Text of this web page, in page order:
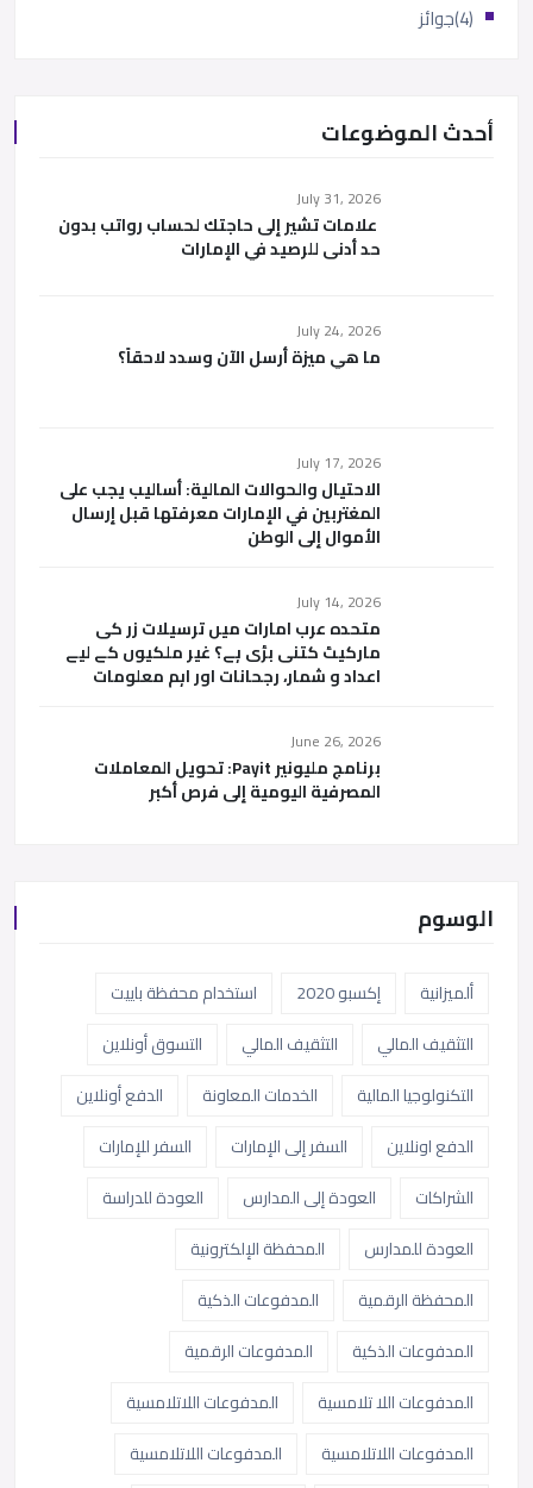
جوائز (4)
أحدث الموضوعات
July 31, 2026
علامات تشير إلى حاجتك لحساب رواتب بدون
حد أدنى للرصيد في الإمارات
July 24, 2026
ما هي ميزة أرسل الآن وسدد لاحقاً؟
July 17, 2026
الاحتيال والحوالات المالية: أساليب يجب على
المغتربين في الإمارات معرفتها قبل إرسال
الأموال إلى الوطن
July 14, 2026
متحدہ عرب امارات میں ترسیلات زر کی
مارکیٹ کتنی بڑی ہے؟ غیر ملکیوں کے لیے
اعداد و شمار، رجحانات اور اہم معلومات
June 26, 2026
برنامج مليونير Payit: تحويل المعاملات
المصرفية اليومية إلى فرص أكبر
الوسوم
ألميزانية إكسبو 2020
استخدام محفظة باييت
التثقيف المالي
التثقيف المالي
التسوق أونلاين
التكنولوجيا المالية
الخدمات المعاونة
الدفع أونلاين
الدفع اونلاين
السفر إلى الإمارات
السفر للإمارات
الشراكات
العودة إلى المدارس
العودة للدراسة
العودة للمدارس
المحفظة الإلكترونية
المحفظة الرقمية
المدفوعات الذكية
المدفوعات الذكية
المدفوعات الرقمية
المدفوعات اللا تلامسية
المدفوعات اللاتلامسية
المدفوعات اللاتلامسية
المدفوعات اللاتلامسية